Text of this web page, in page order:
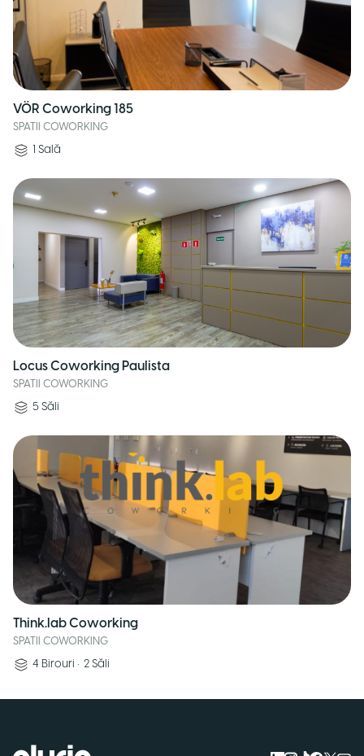
VÖR Coworking 185
SPATII COWORKING
1 Sală
Locus Coworking Paulista
SPATII COWORKING
5 Săli
Think.lab Coworking
SPATII COWORKING
4 Birouri • 2 Săli
Logo Pluria